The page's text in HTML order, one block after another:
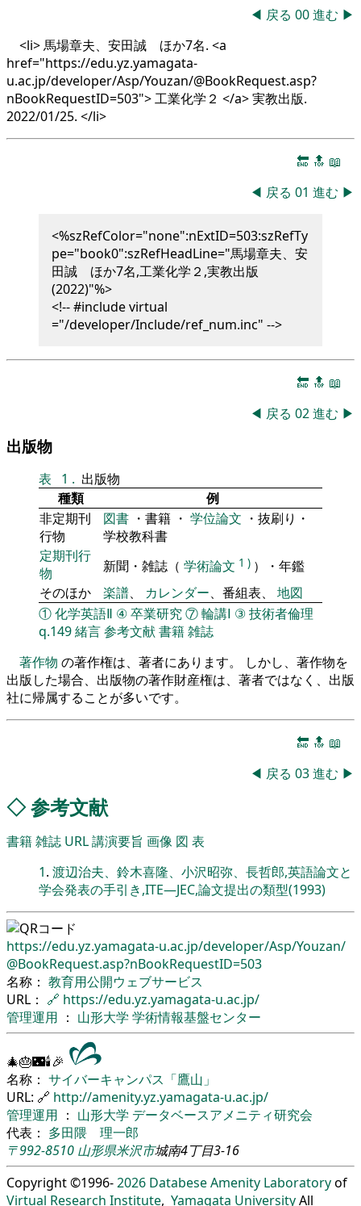
◀ 戻る 00進む ▶
<li> 馬場章夫、安田誠 ほか7名. <a
href="https://edu.yz.yamagata-
u.ac.jp/developer/Asp/Youzan/@BookRequest.asp?
nBookRequestID=503"> 工業化学２ </a> 実教出版.
2022/01/25. </li>
🔚 🔝 📖
◀ 戻る 01 進む ▶
<%szRefColor="none":nExtID=503:szRefTy
pe="book0":szRefHeadLine="馬場章夫、安
田誠 ほか7名,工業化学２,実教出版
(2022)"%>
<!-- #include virtual
="/developer/Include/ref_num.inc" -->
🔚 🔝 📖
◀ 戻る 02進む ▶
出版物
表 1 . 出版物
種類
例
非定期刊
行物
図書 ・書籍 ・ 学位論文 ・抜刷り・
学校教科書
定期刊行
物
新聞・雑誌（ 学術論文 1 ) ）・年鑑
そのほか
楽譜、 カレンダー、番組表、 地図
①化学英語Ⅱ ④卒業研究⑦輪講Ⅰ ③技術者倫理
q.149緒言参考文献書籍雑誌
著作物 の著作権は、著者にあります。 しかし、著作物を
出版した場合、出版物の著作財産権は、著者ではなく、出版
社に帰属することが多いです。
🔚 🔝 📖
◀ 戻る 03進む ▶
◇参考文献
書籍雑誌 URL講演要旨 画像 図 表
1. 渡辺治夫、鈴木喜隆、小沢昭弥、長哲郎,英語論文と
学会発表の手引き,ITE―JEC,論文提出の類型(1993)
https://edu.yz.yamagata-u.ac.jp/developer/Asp/Youzan/
@BookRequest.asp?nBookRequestID=503
名称： 教育用公開ウェブサービス
URL： 🔗 https://edu.yz.yamagata-u.ac.jp/
管理運用 ： 山形大学 学術情報基盤センター
🎄🎂🌃🕯🎉
名称： サイバーキャンパス「鷹山」
URL: 🔗 http://amenity.yz.yamagata-u.ac.jp/
管理運用 ： 山形大学 データベースアメニティ研究会
代表： 多田隈 理一郎
〒992-8510 山形県米沢市城南4丁目3-16
Copyright ©1996-2026 Databese Amenity Laboratoryof
Virtual Research Institute, Yamagata UniversityAll